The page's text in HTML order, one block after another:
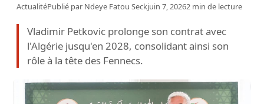
ActualitéPublié par Ndeye Fatou Seckjuin 7, 20262 min de lecture
Vladimir Petkovic prolonge son contrat avec
l'Algérie jusqu'en 2028, consolidant ainsi son
rôle à la tête des Fennecs.